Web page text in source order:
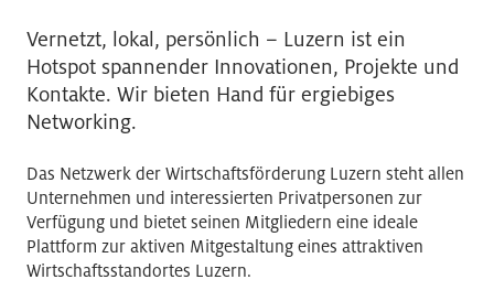
Vernetzt, lokal, persönlich – Luzern ist ein
Hotspot spannender Innovationen, Projekte und
Kontakte. Wir bieten Hand für ergiebiges
Networking.
Das Netzwerk der Wirtschaftsförderung Luzern steht allen
Unternehmen und interessierten Privatpersonen zur
Verfügung und bietet seinen Mitgliedern eine ideale
Plattform zur aktiven Mitgestaltung eines attraktiven
Wirtschaftsstandortes Luzern.